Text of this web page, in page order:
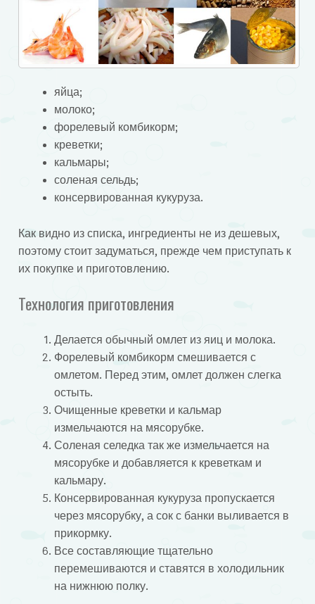
яйца;
молоко;
форелевый комбикорм;
креветки;
кальмары;
соленая сельдь;
консервированная кукуруза.
Как видно из списка, ингредиенты не из дешевых,
поэтому стоит задуматься, прежде чем приступать к
их покупке и приготовлению.
Технология приготовления
Делается обычный омлет из яиц и молока.
Форелевый комбикорм смешивается с
омлетом. Перед этим, омлет должен слегка
остыть.
Очищенные креветки и кальмар
измельчаются на мясорубке.
Соленая селедка так же измельчается на
мясорубке и добавляется к креветкам и
кальмару.
Консервированная кукуруза пропускается
через мясорубку, а сок с банки выливается в
прикормку.
Все составляющие тщательно
перемешиваются и ставятся в холодильник
на нижнюю полку.